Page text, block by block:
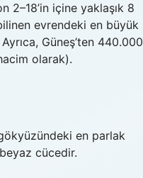
2–18’in içine yaklaşık 8
evrendeki en büyük
Güneş’ten 440.000
olarak).
en parlak
cücedir.